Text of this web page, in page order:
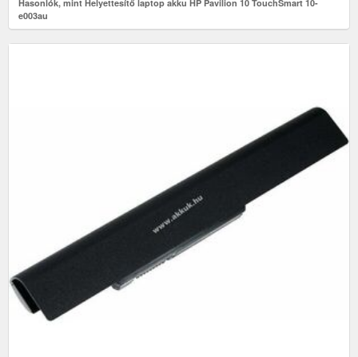
Hasonlók, mint Helyettesítő laptop akku HP Pavilion 10 TouchSmart 10-
e003au